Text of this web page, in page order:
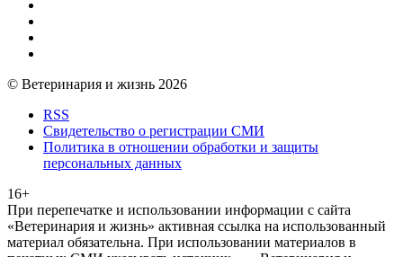
© Ветеринария и жизнь 2026
RSS
Свидетельство о регистрации СМИ
Политика в отношении обработки и защиты
персональных данных
16+
При перепечатке и использовании информации с сайта
«Ветеринария и жизнь» активная ссылка на использованный
материал обязательна. При использовании материалов в